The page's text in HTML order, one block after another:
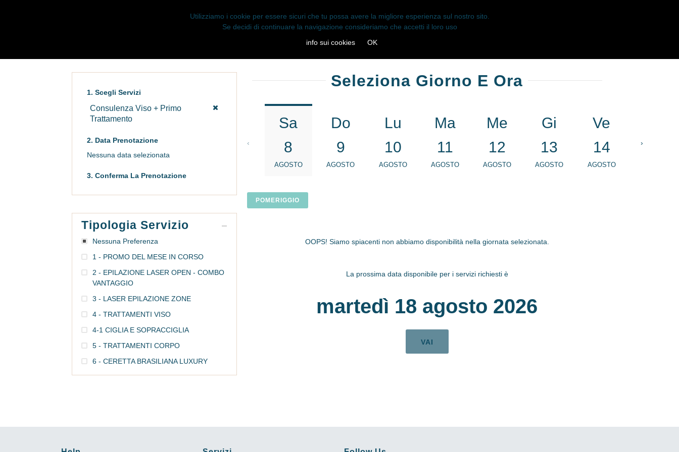
1. Scegli Servizi
Consulenza Viso + Primo
Trattamento
2. Data Prenotazione
Nessuna data selezionata
3. Conferma La Prenotazione
Tipologia Servizio
Nessuna Preferenza
1 - PROMO DEL MESE IN CORSO
2 - EPILAZIONE LASER OPEN - COMBO
VANTAGGIO
3 - LASER EPILAZIONE ZONE
4 - TRATTAMENTI VISO
4-1 CIGLIA E SOPRACCIGLIA
5 - TRATTAMENTI CORPO
6 - CERETTA BRASILIANA LUXURY
Seleziona Giorno E Ora
Sa
8
AGOSTO
Do
9
AGOSTO
Lu
10
AGOSTO
Ma
11
AGOSTO
Me
12
AGOSTO
Gi
13
AGOSTO
Ve
14
AGOSTO
‹ ›
POMERIGGIO
OOPS! Siamo spiacenti non abbiamo disponibilità nella giornata selezionata.
La prossima data disponibile per i servizi richiesti è
martedì 18 agosto 2026
VAI
Utilizziamo i cookie per essere sicuri che tu possa avere la migliore esperienza sul nostro sito.
Se decidi di continuare la navigazione consideriamo che accetti il loro uso
info sui cookies
OK